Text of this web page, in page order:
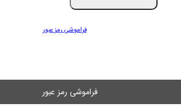
فراموشی رمز عبور
فراموشی رمز عبور